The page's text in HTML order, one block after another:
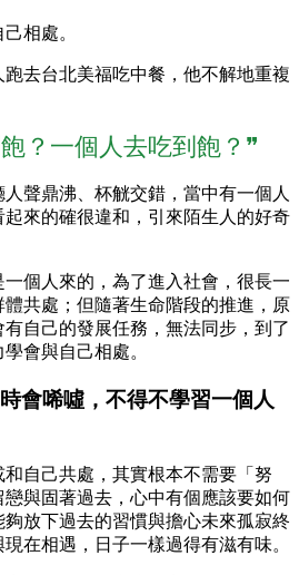
相處。
去台北美福吃中餐，他不解地重複
？一個人去吃到飽？❞
聲鼎沸、杯觥交錯，當中有一個人
來的確很違和，引來陌生人的好奇
個人來的，為了進入社會，很長一
共處；但隨著生命階段的推進，原
自己的發展任務，無法同步，到了
會與自己相處。
會唏噓，不得不學習一個人
自己共處，其實根本不需要「努
與固著過去，心中有個應該要如何
放下過去的習慣與擔心未來孤寂終
在相遇，日子一樣過得有滋有味。